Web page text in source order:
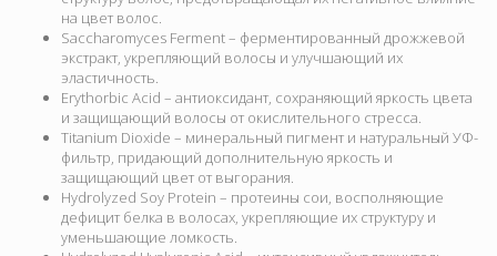
на цвет волос.
Saccharomyces Ferment – ферментированный дрожжевой
экстракт, укрепляющий волосы и улучшающий их
эластичность.
Erythorbic Acid – антиоксидант, сохраняющий яркость цвета
и защищающий волосы от окислительного стресса.
Titanium Dioxide – минеральный пигмент и натуральный УФ-
фильтр, придающий дополнительную яркость и
защищающий цвет от выгорания.
Hydrolyzed Soy Protein – протеины сои, восполняющие
дефицит белка в волосах, укрепляющие их структуру и
уменьшающие ломкость.